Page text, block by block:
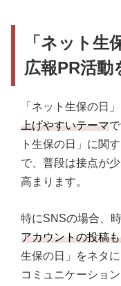
「ネット生
広報PR活動
「ネット生保の日」
上げやすいテーマ
ト生保の日」に関
で、普段は接点が
高まります。
特にSNSの場合、
アカウントの投稿
生保の日」をネタ
コミュニケーショ